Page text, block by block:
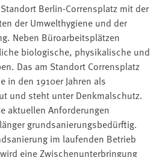
Berlin-Corrensplatz mit der
der Umwelthygiene und der
Neben Büroarbeitsplätzen
biologische, physikalische und
Das am Standort Corrensplatz
in den 1910er Jahren als
und steht unter Denkmalschutz.
aktuellen Anforderungen
grundsanierungsbedürftig.
im laufenden Betrieb
eine Zwischenunterbringung